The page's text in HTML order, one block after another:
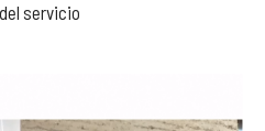
servicio